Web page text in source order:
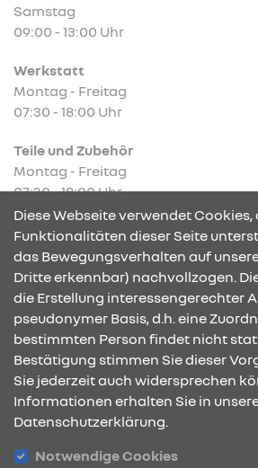
Samstag
09:00 - 13:00 Uhr
Werkstatt
Montag - Freitag
07:30 - 18:00 Uhr
Teile und Zubehör
Montag - Freitag
07:30 - 18:00 Uhr
KONTAKT & ANFAHRT
ÖFFNUNGSZEITEN
Diese Webseite verwendet Cookies,
Funktionalitäten dieser Seite
das Bewegungsverhalten auf
Dritte erkennbar) nachvollzogen.
die Erstellung interessengerechter
pseudonymer Basis, d.h. eine
bestimmten Person findet nicht
Bestätigung stimmen Sie dieser
Sie jederzeit auch widersprechen
Informationen erhalten Sie in
Datenschutzerklärung.
Notwendige Cookies